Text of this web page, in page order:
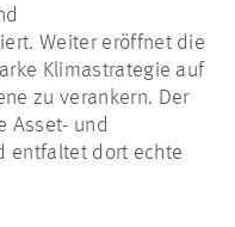
Weiter eröffnet die
Klimastrategie auf
zu verankern. Der
Asset- und
entfaltet dort echte